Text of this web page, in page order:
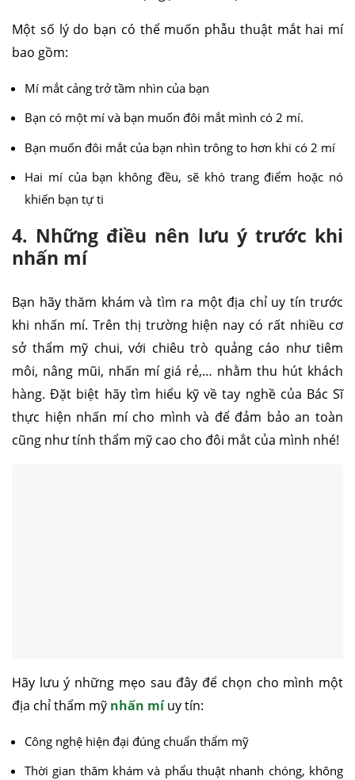
Một số lý do bạn có thể muốn phẫu thuật mắt hai mí
bao gồm:
Mí mắt cảng trở tầm nhìn của bạn
Bạn có một mí và bạn muốn đôi mắt mình có 2 mí.
Bạn muốn đôi mắt của bạn nhìn trông to hơn khi có 2 mí
Hai mí của bạn không đều, sẽ khó trang điểm hoặc nó
khiến bạn tự ti
4. Những điều nên lưu ý trước khi
nhấn mí
Bạn hãy thăm khám và tìm ra một địa chỉ uy tín trước
khi nhấn mí. Trên thị trường hiện nay có rất nhiều cơ
sở thẩm mỹ chui, với chiêu trò quảng cáo như tiêm
môi, nâng mũi, nhấn mí giá rẻ,… nhằm thu hút khách
hàng. Đặt biệt hãy tìm hiểu kỹ về tay nghề của Bác Sĩ
thực hiện nhấn mí cho mình và để đảm bảo an toàn
cũng như tính thẩm mỹ cao cho đôi mắt của mình nhé!
Hãy lưu ý những mẹo sau đây để chọn cho mình một
địa chỉ thẩm mỹ nhấn míuy tín:
Công nghệ hiện đại đúng chuẩn thẩm mỹ
Thời gian thăm khám và phẩu thuật nhanh chóng, không